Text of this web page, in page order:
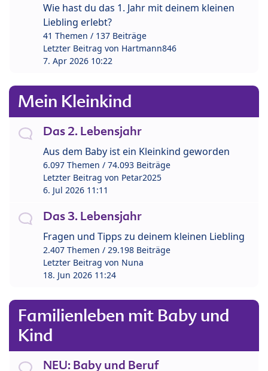
Wie hast du das 1. Jahr mit deinem kleinen
Liebling erlebt?
41 Themen / 137 Beiträge
Letzter Beitrag von Hartmann846
7. Apr 2026 10:22
Mein Kleinkind
Das 2. Lebensjahr
Aus dem Baby ist ein Kleinkind geworden
6.097 Themen / 74.093 Beiträge
Letzter Beitrag von Petar2025
6. Jul 2026 11:11
Das 3. Lebensjahr
Fragen und Tipps zu deinem kleinen Liebling
2.407 Themen / 29.198 Beiträge
Letzter Beitrag von Nuna
18. Jun 2026 11:24
Familienleben mit Baby und
Kind
NEU: Baby und Beruf